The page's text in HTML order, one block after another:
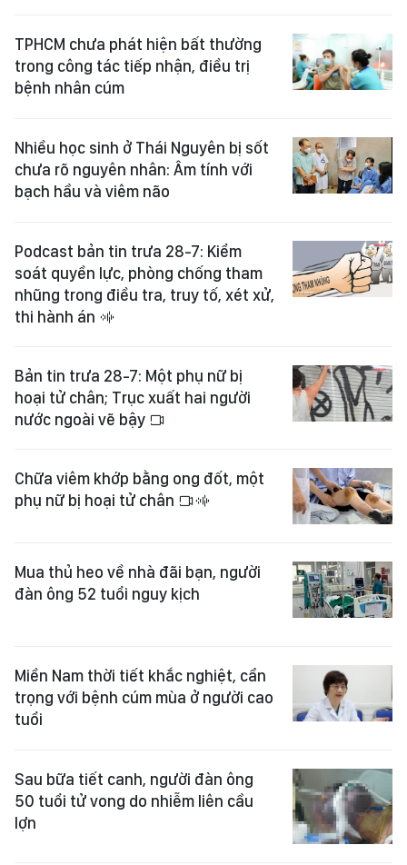
TPHCM chưa phát hiện bất thường
trong công tác tiếp nhận, điều trị
bệnh nhân cúm
Nhiều học sinh ở Thái Nguyên bị sốt
chưa rõ nguyên nhân: Âm tính với
bạch hầu và viêm não
Podcast bản tin trưa 28-7: Kiểm
soát quyền lực, phòng chống tham
nhũng trong điều tra, truy tố, xét xử,
thi hành án
Bản tin trưa 28-7: Một phụ nữ bị
hoại tử chân; Trục xuất hai người
nước ngoài vẽ bậy
Chữa viêm khớp bằng ong đốt, một
phụ nữ bị hoại tử chân
Mua thủ heo về nhà đãi bạn, người
đàn ông 52 tuổi nguy kịch
Miền Nam thời tiết khắc nghiệt, cẩn
trọng với bệnh cúm mùa ở người cao
tuổi
Sau bữa tiết canh, người đàn ông
50 tuổi tử vong do nhiễm liên cầu
lợn